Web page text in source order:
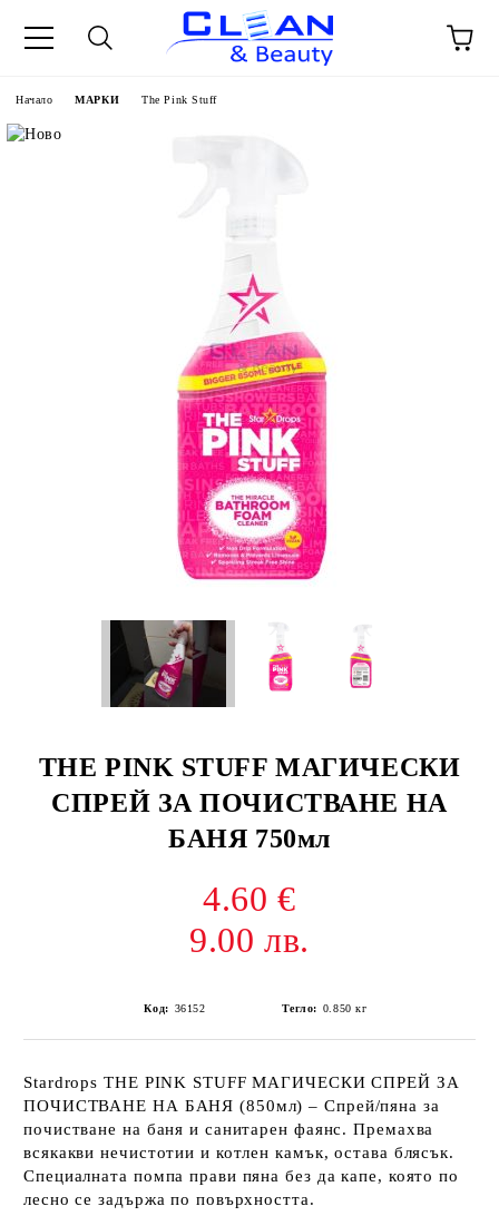
Начало МАРКИ The Pink Stuff
THE PINK STUFF МАГИЧЕСКИ
СПРЕЙ ЗА ПОЧИСТВАНЕ НА
БАНЯ 750мл
4.60 €
9.00 лв.
Код: 36152 Тегло: 0.850 кг
Stardrops THE PINK STUFF МАГИЧЕСКИ СПРЕЙ ЗА
ПОЧИСТВАНЕ НА БАНЯ (850мл) – Спрей/пяна за
почистване на баня и санитарен фаянс. Премахва
всякакви нечистотии и котлен камък, остава блясък.
Специалната помпа прави пяна без да капе, която по
лесно се задържа по повърхността.